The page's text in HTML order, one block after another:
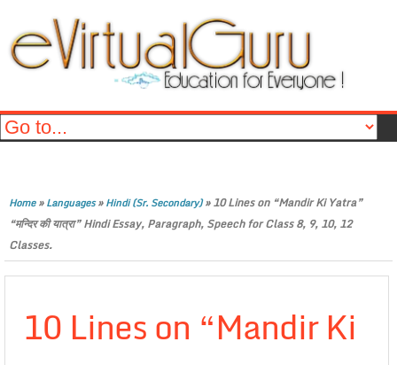
Home»Languages»Hindi (Sr. Secondary)»10 Lines on “Mandir Ki Yatra”
“मन्दिर की यात्रा” Hindi Essay, Paragraph, Speech for Class 8, 9, 10, 12
Classes.
10 Lines on “Mandir Ki